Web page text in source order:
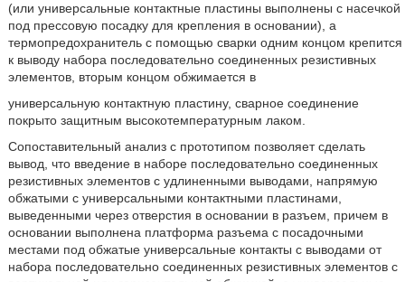
(или универсальные контактные пластины выполнены с насечкой
под прессовую посадку для крепления в основании), а
термопредохранитель с помощью сварки одним концом крепится
к выводу набора последовательно соединенных резистивных
элементов, вторым концом обжимается в
универсальную контактную пластину, сварное соединение
покрыто защитным высокотемпературным лаком.
Сопоставительный анализ с прототипом позволяет сделать
вывод, что введение в наборе последовательно соединенных
резистивных элементов с удлиненными выводами, напрямую
обжатыми с универсальными контактными пластинами,
выведенными через отверстия в основании в разъем, причем в
основании выполнена платформа разъема с посадочными
местами под обжатые универсальные контакты с выводами от
набора последовательно соединенных резистивных элементов с